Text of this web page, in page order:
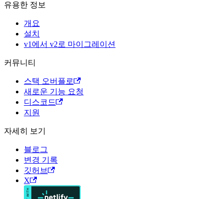
유용한 정보
개요
설치
v1에서 v2로 마이그레이션
커뮤니티
스택 오버플로
새로운 기능 요청
디스코드
지원
자세히 보기
블로그
변경 기록
깃허브
X